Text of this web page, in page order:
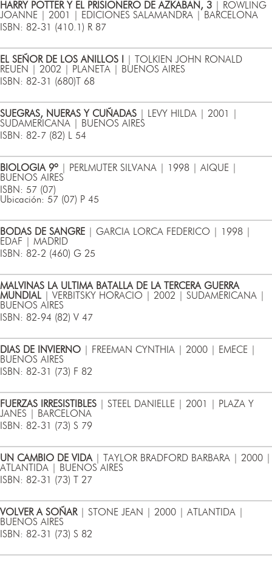
HARRY POTTER Y EL PRISIONERO DE AZKABAN, 3 | ROWLING
JOANNE | 2001 | EDICIONES SALAMANDRA | BARCELONA
ISBN: 82-31 (410.1) R 87
EL SEÑOR DE LOS ANILLOS I
| TOLKIEN JOHN RONALD
REUEN | 2002 | PLANETA | BUENOS AIRES
ISBN: 82-31 (680)T 68
SUEGRAS, NUERAS Y CUÑADAS | LEVY HILDA | 2001 |
SUDAMERICANA | BUENOS AIRES
ISBN: 82-7 (82) L 54
BIOLOGIA 9º | PERLMUTER SILVANA | 1998 | AIQUE |
BUENOS AIRES
ISBN: 57 (07)
Ubicación: 57 (07) P 45
BODAS DE SANGRE | GARCIA LORCA FEDERICO | 1998 |
EDAF | MADRID
ISBN: 82-2 (460) G 25
MALVINAS LA ULTIMA BATALLA DE LA TERCERA GUERRA
MUNDIAL | VERBITSKY HORACIO | 2002 | SUDAMERICANA |
BUENOS AIRES
ISBN: 82-94 (82) V 47
DIAS DE INVIERNO | FREEMAN CYNTHIA | 2000 | EMECE |
BUENOS AIRES
ISBN: 82-31 (73) F 82
FUERZAS IRRESISTIBLES | STEEL DANIELLE | 2001 | PLAZA Y
JANES | BARCELONA
ISBN: 82-31 (73) S 79
UN CAMBIO DE VIDA | TAYLOR BRADFORD BARBARA | 2000 |
ATLANTIDA | BUENOS AIRES
ISBN: 82-31 (73) T 27
VOLVER A SOÑAR| STONE JEAN | 2000 | ATLANTIDA |
BUENOS AIRES
ISBN: 82-31 (73) S 82